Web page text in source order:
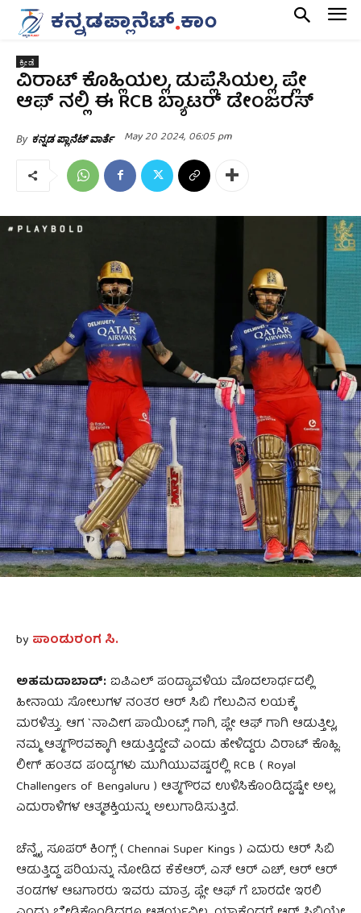
ಕ್ರೀಡೆ
ವಿರಾಟ್ ಕೊಹ್ಲಿಯಲ್ಲ, ಡುಪ್ಲೆಸಿಯಲ್ಲ, ಪ್ಲೇ
ಆಫ್ ನಲ್ಲಿ ಈ RCB ಬ್ಯಾಟರ್ ಡೇಂಜರಸ್
By ಕನ್ನಡ ಪ್ಲಾನೆಟ್ ವಾರ್ತೆ May 20 2024, 06:05 pm
by ಪಾಂಡುರಂಗ ಸಿ.
ಅಹಮದಾಬಾದ್:ಐಪಿಎಲ್ ಪಂದ್ಯಾವಳಿಯ ಮೊದಲಾರ್ಧದಲ್ಲಿ
ಹೀನಾಯ ಸೋಲುಗಳ ನಂತರ ಆರ್ ಸಿಬಿ ಗೆಲುವಿನ ಲಯಕ್ಕೆ
ಮರಳಿತ್ತು. ಆಗ `ನಾವೀಗ ಪಾಯಿಂಟ್ಸ್ ಗಾಗಿ, ಪ್ಲೇ ಆಫ್ ಗಾಗಿ ಆಡುತ್ತಿಲ್ಲ,
ನಮ್ಮ ಆತ್ಮಗೌರವಕ್ಕಾಗಿ ಆಡುತ್ತಿದ್ದೇವೆ’ ಎಂದು ಹೇಳಿದ್ದರು ವಿರಾಟ್ ಕೊಹ್ಲಿ.
ಲೀಗ್‌ ಹಂತದ ಪಂದ್ಯಗಳು ಮುಗಿಯುವಷ್ಟರಲ್ಲಿ RCB ( Royal
Challengers of Bengaluru ) ಆತ್ಮಗೌರವ ಉಳಿಸಿಕೊಂಡಿದ್ದಷ್ಟೇ ಅಲ್ಲ,
ಎದುರಾಳಿಗಳ ಆತ್ಮಶಕ್ತಿಯನ್ನು ಅಲುಗಾಡಿಸುತ್ತಿದೆ.
ಚೆನ್ನೈ ಸೂಪರ್ ಕಿಂಗ್ಸ್ ( Chennai Super Kings ) ಎದುರು ಆರ್ ಸಿಬಿ
ಆಡುತ್ತಿದ್ದ ಪರಿಯನ್ನು ನೋಡಿದ ಕೆಕೆಆರ್, ಎಸ್ ಆರ್ ಎಚ್, ಆರ್ ಆರ್
ತಂಡಗಳ ಆಟಗಾರರು ಇವರು ಮಾತ್ರ ಪ್ಲೇ ಆಫ್ ಗೆ ಬಾರದೇ ಇರಲಿ